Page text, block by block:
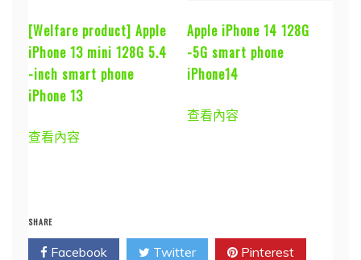
[Welfare product] Apple
iPhone 13 mini 128G 5.4
-inch smart phone
iPhone 13
查看內容
Apple iPhone 14 128G
-5G smart phone
iPhone14
查看內容
SHARE
Facebook Twitter Pinterest